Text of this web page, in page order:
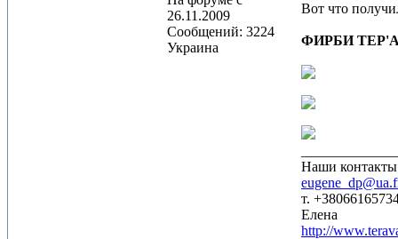
26.11.2009
Сообщений: 3224
Украина
Вот что
ФИРБИ
Наши
т.
Елена
http://